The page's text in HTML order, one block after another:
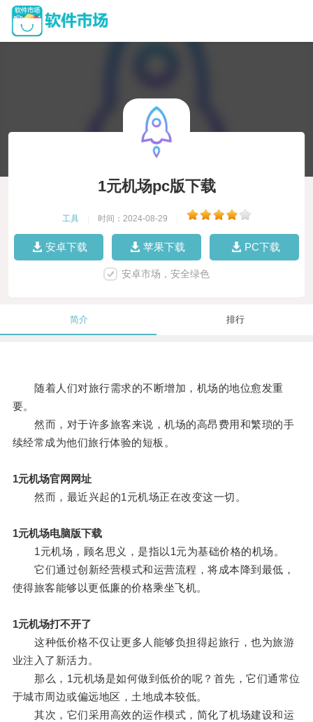
1元机场pc版下载
工具 时间：2024-08-29
安卓下载 苹果下载 PC下载
安卓市场，安全绿色
简介 排行
随着人们对旅行需求的不断增加，机场的地位愈发重
要。
然而，对于许多旅客来说，机场的高昂费用和繁琐的手
续经常成为他们旅行体验的短板。
1元机场官网网址
然而，最近兴起的1元机场正在改变这一切。
1元机场电脑版下载
1元机场，顾名思义，是指以1元为基础价格的机场。
它们通过创新经营模式和运营流程，将成本降到最低，
使得旅客能够以更低廉的价格乘坐飞机。
1元机场打不开了
这种低价格不仅让更多人能够负担得起旅行，也为旅游
业注入了新活力。
那么，1元机场是如何做到低价的呢？首先，它们通常位
于城市周边或偏远地区，土地成本较低。
其次，它们采用高效的运作模式，简化了机场建设和运